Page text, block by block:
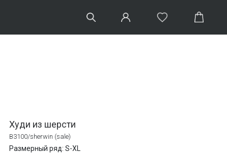
Худи из шерсти
B3100/sherwin (sale)
Размерный ряд: S-XL